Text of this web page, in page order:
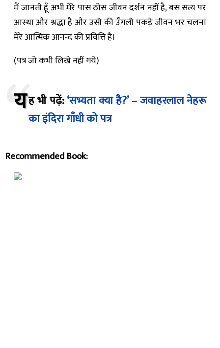
मैं जानती हूँ अभी मेरे पास ठोस जीवन दर्शन नहीं है, बस सत्य पर
आस्था और श्रद्धा है और उसी की उँगली पकड़े जीवन भर चलना
मेरे आत्मिक आनन्द की प्रवित्ति है।
(पत्र जो कभी लिखे नहीं गये)
यह भी पढ़ें:‘सभ्यता क्या है?’ – जवाहरलाल नेहरू
का इंदिरा गाँधी को पत्र
Recommended Book: